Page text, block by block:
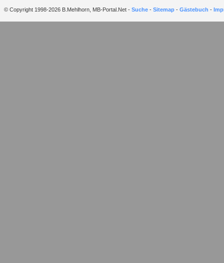
© Copyright 1998-2026 B.Mehlhorn, MB-Portal.Net - Suche - Sitemap - Gästebuch -